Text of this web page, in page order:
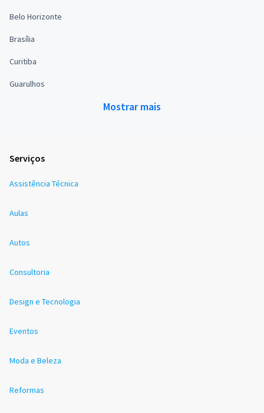
Belo Horizonte
Brasília
Curitiba
Guarulhos
Mostrar mais
Serviços
Assistência Técnica
Aulas
Autos
Consultoria
Design e Tecnologia
Eventos
Moda e Beleza
Reformas